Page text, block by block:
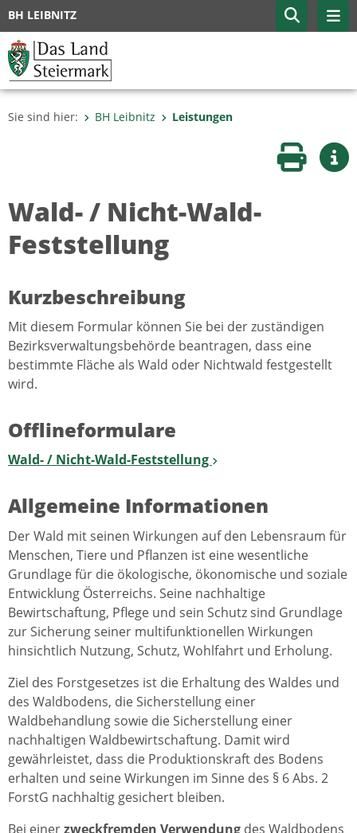
BH LEIBNITZ
Sie sind hier: BH Leibnitz Leistungen
Seite
Wald- / Nicht-Wald-
Feststellung
Kurzbeschreibung
Mit diesem Formular können Sie bei der zuständigen
Bezirksverwaltungsbehörde beantragen, dass eine
bestimmte Fläche als Wald oder Nichtwald festgestellt
wird.
Offlineformulare
Wald- / Nicht-Wald-Feststellung
Allgemeine Informationen
Der Wald mit seinen Wirkungen auf den Lebensraum für
Menschen, Tiere und Pflanzen ist eine wesentliche
Grundlage für die ökologische, ökonomische und soziale
Entwicklung Österreichs. Seine nachhaltige
Bewirtschaftung, Pflege und sein Schutz sind Grundlage
zur Sicherung seiner multifunktionellen Wirkungen
hinsichtlich Nutzung, Schutz, Wohlfahrt und Erholung.
Ziel des Forstgesetzes ist die Erhaltung des Waldes und
des Waldbodens, die Sicherstellung einer
Waldbehandlung sowie die Sicherstellung einer
nachhaltigen Waldbewirtschaftung. Damit wird
gewährleistet, dass die Produktionskraft des Bodens
erhalten und seine Wirkungen im Sinne des § 6 Abs. 2
ForstG nachhaltig gesichert bleiben.
Bei einerzweckfremden Verwendung des Waldbodens